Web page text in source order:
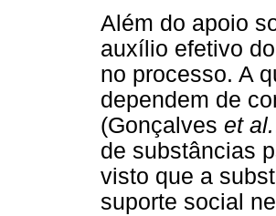
Além do apoio
auxílio efetivo
no processo. A
dependem de
(Gonçalves et al.
de substâncias
visto que a
suporte social